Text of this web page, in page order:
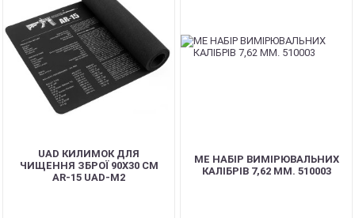
UAD КИЛИМОК ДЛЯ
ЧИЩЕННЯ ЗБРОЇ 90Х30 СМ
AR-15 UAD-M2
ME НАБІР ВИМІРЮВАЛЬНИХ
КАЛІБРІВ 7,62 ММ. 510003